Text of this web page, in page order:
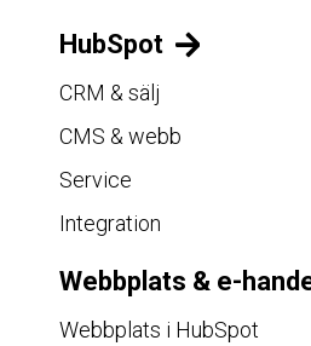
HubSpot
CRM & sälj
CMS & webb
Service
Integration
Webbplats & e-
Webbplats i HubSpot